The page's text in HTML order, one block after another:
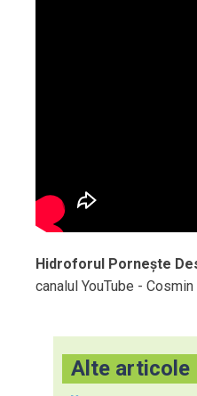
Hidroforul Pornește
canalul YouTube -
Alte articole